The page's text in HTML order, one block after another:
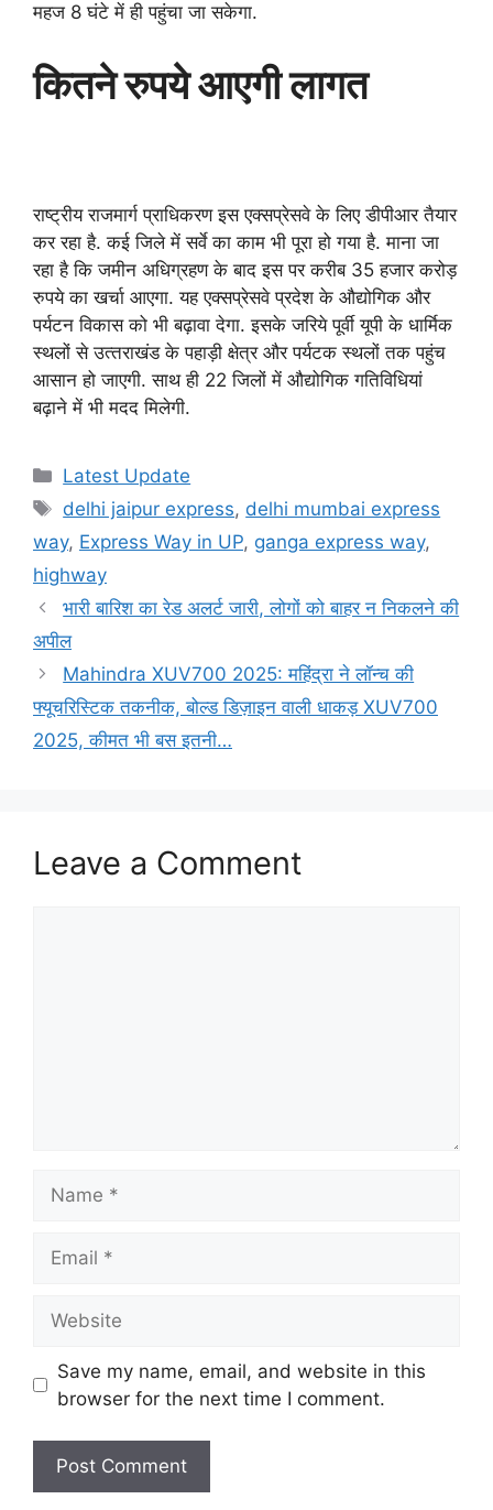
महज 8 घंटे में ही पहुंचा जा सकेगा.
कितने रुपये आएगी लागत
राष्‍ट्रीय राजमार्ग प्राधिकरण इस एक्‍सप्रेसवे के लिए डीपीआर तैयार
कर रहा है. कई जिले में सर्वे का काम भी पूरा हो गया है. माना जा
रहा है कि जमीन अधिग्रहण के बाद इस पर करीब 35 हजार करोड़
रुपये का खर्चा आएगा. यह एक्‍सप्रेसवे प्रदेश के औद्योगिक और
पर्यटन विकास को भी बढ़ावा देगा. इसके जरिये पूर्वी यूपी के धार्मिक
स्‍थलों से उत्‍तराखंड के पहाड़ी क्षेत्र और पर्यटक स्‍थलों तक पहुंच
आसान हो जाएगी. साथ ही 22 जिलों में औद्योगिक गतिविधियां
बढ़ाने में भी मदद मिलेगी.
Categories
Latest Update
Tags
delhi jaipur express, delhi mumbai express
way, Express Way in UP, ganga express way,
highway
भारी बारिश का रेड अलर्ट जारी, लोगों को बाहर न निकलने की
अपील
Mahindra XUV700 2025: महिंद्रा ने लॉन्च की
फ्यूचरिस्टिक तकनीक, बोल्ड डिज़ाइन वाली धाकड़ XUV700
2025, कीमत भी बस इतनी…
Leave a Comment
Save my name, email, and website in this
browser for the next time I comment.